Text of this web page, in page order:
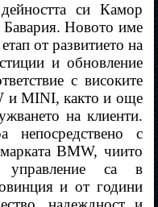
си Камор
Новото име
от развитието на
и обновление
с високите
и MINI, както и още
на клиенти.
непосредствено с
BMW, чиито
са в
и от години